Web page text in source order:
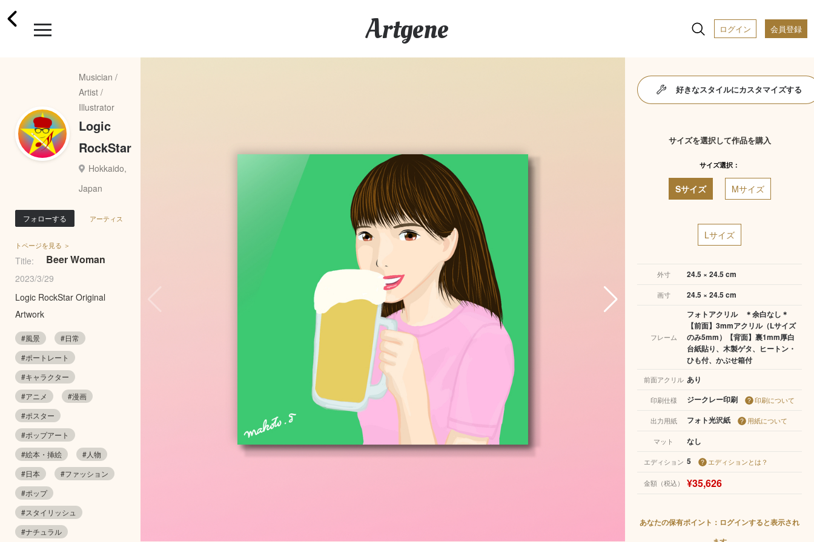
Artgene ログイン 会員登録
Musician /
Artist /
Illustrator
Logic
RockStar
Hokkaido,
Japan
フォローする アーティス
トページを見る ＞
Title: Beer Woman
2023/3/29
Logic RockStar Original
Artwork
#風景
#日常
#ポートレート
#キャラクター
#アニメ
#漫画
#ポスター
#ポップアート
#絵本・挿絵
#人物
#日本
#ファッション
#ポップ
#スタイリッシュ
#ナチュラル
好きなスタイルにカスタマイズする
サイズを選択して作品を購入
サイズ選択：
Sサイズ Mサイズ
Lサイズ
外寸 24.5 × 24.5 cm
画寸 24.5 × 24.5 cm
フレーム
フォトアクリル ＊余白なし＊
【前面】3mmアクリル（Lサイズ
のみ5mm）【背面】裏1mm厚白
台紙貼り、木製ゲタ、ヒートン・
ひも付、かぶせ箱付
前面アクリル あり
印刷仕様 ジークレー印刷 印刷について
出力用紙 フォト光沢紙 用紙について
マット なし
エディション 5 エディションとは？
金額（税込） ¥35,626
あなたの保有ポイント：ログインすると表示され